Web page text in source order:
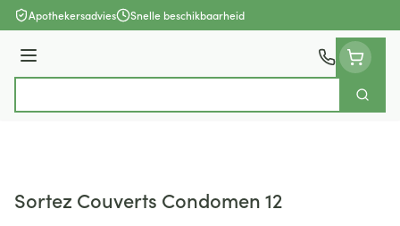
Ga naar de inhoud
Apothekersadvies Snelle beschikbaarheid
Menu
Zoek
Sortez Couverts Condomen 12